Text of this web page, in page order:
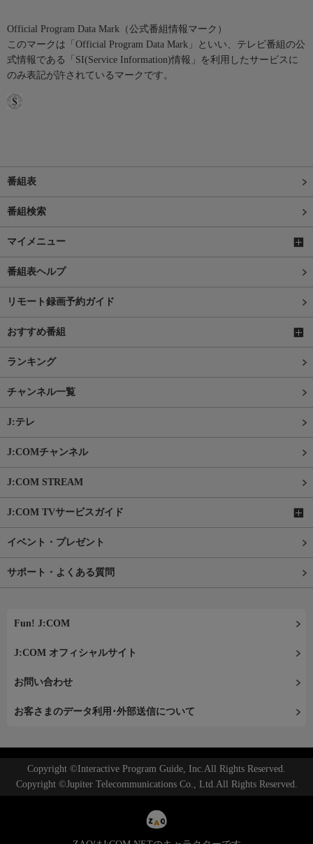
Official Program Data Mark（公式番組情報マーク）
このマークは「Official Program Data Mark」といい、テレビ番組の公
式情報である「SI(Service Information)情報」を利用したサービスに
のみ表記が許されているマークです。
番組表
番組検索
マイメニュー
番組表ヘルプ
リモート録画予約ガイド
おすすめ番組
ランキング
チャンネル一覧
J:テレ
J:COMチャンネル
J:COM STREAM
J:COM TVサービスガイド
イベント・プレゼント
サポート・よくある質問
Fun! J:COM
J:COM オフィシャルサイト
お問い合わせ
お客さまのデータ利用･外部送信について
Copyright ©Interactive Program Guide, Inc.All Rights Reserved.
Copyright ©Jupiter Telecommunications Co., Ltd.All Rights Reserved.